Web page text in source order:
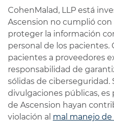
CohenMalad, LLP está
Ascension no cumplió
proteger la información
personal de los pacientes.
pacientes a proveedores
responsabilidad de
sólidas de ciberseguridad.
divulgaciones públicas, es
de Ascension hayan
violación al mal manejo de